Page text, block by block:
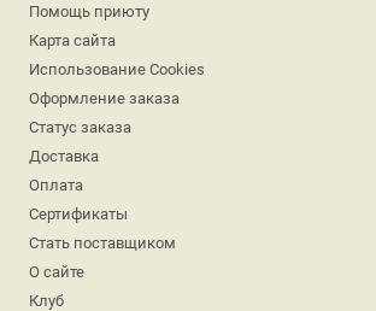
Помощь приюту
Карта сайта
Использование Cookies
Оформление заказа
Статус заказа
Доставка
Оплата
Сертификаты
Стать поставщиком
О сайте
Клуб